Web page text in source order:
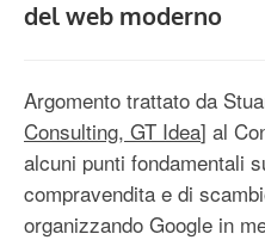
del web moderno
Argomento trattato da
Consulting, GT Idea] al
alcuni punti fondamentali
compravendita e di
organizzando Google in